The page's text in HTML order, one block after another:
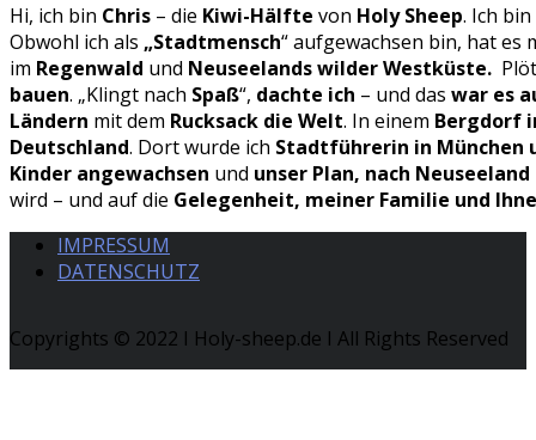
Hi, ich bin Chris – die Kiwi-Hälfte von Holy Sheep. Ich
Obwohl ich als „Stadtmensch“ aufgewachsen bin, hat es
im Regenwald und Neuseelands wilder Westküste.
bauen. „Klingt nach Spaß“, dachte ich – und das war es
Ländern mit dem Rucksack die Welt. In einem Bergdorf
Deutschland. Dort wurde ich Stadtführerin in München
Kinder angewachsen und unser Plan, nach Neuseeland
wird – und auf die Gelegenheit, meiner Familie und
IMPRESSUM
DATENSCHUTZ
Copyrights © 2022 I Holy-sheep.de I All Rights Reserved